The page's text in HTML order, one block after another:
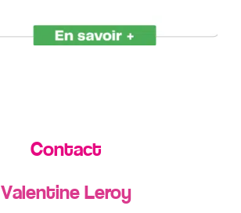
Contact
Valentine Leroy